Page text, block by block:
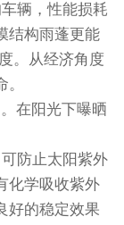
辆，性能损耗
结构雨蓬更能
。从经济角度
在阳光下曝晒
防止太阳紫外
化学吸收紫外
好的稳定效果